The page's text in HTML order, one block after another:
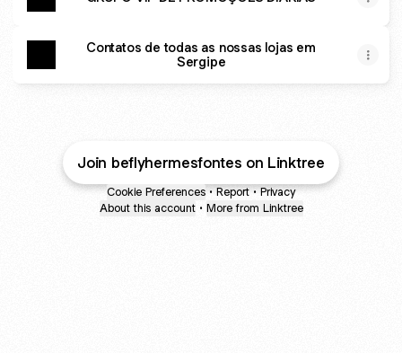
Contatos de todas as nossas lojas em
Sergipe
Join beflyhermesfontes on Linktree
Cookie Preferences • Report • Privacy
About this account • More from Linktree